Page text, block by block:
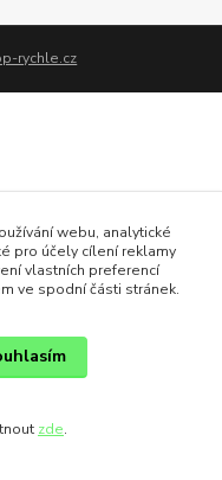
rychle.cz
webu, analytické
pro účely cílení reklamy
vlastních preferencí
ve spodní části stránek.
zde.